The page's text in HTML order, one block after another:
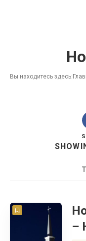
Вы находитесь здесь:
COUNT 20
Беларусь
–